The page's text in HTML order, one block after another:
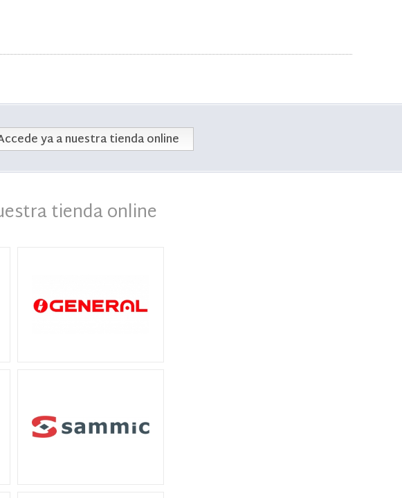
ya a nuestra tienda online
tienda online